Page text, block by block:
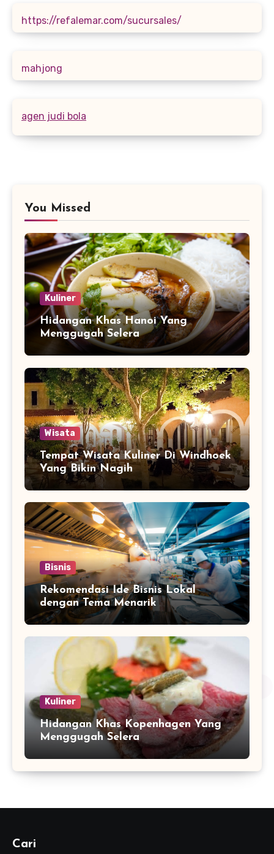
https://refalemar.com/sucursales/
mahjong
agen judi bola
You Missed
Kuliner
Hidangan Khas Hanoi Yang
Menggugah Selera
Wisata
Tempat Wisata Kuliner Di Windhoek
Yang Bikin Nagih
Bisnis
Rekomendasi Ide Bisnis Lokal
dengan Tema Menarik
Kuliner
Hidangan Khas Kopenhagen Yang
Menggugah Selera
Cari